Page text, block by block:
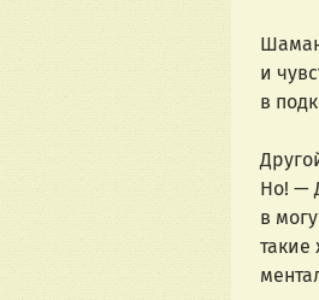
и
в
Но! —
в
такие